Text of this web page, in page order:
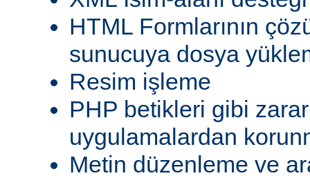
HTML Formlarının
sunucuya dosya
Resim işleme
PHP betikleri gibi
uygulamalardan
Metin düzenleme ve